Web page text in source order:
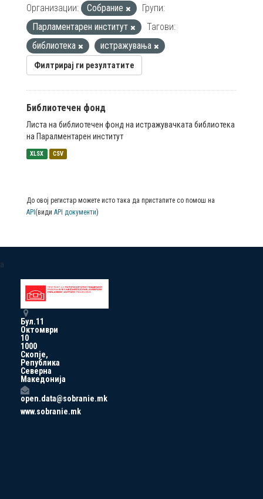
Организации: Собрание
Групи:
Парламентарен институт
Тагови:
библиотека
истражувања
Филтрирај ги резултатите
Библиотечен фонд
Листа на библиотечен фонд на истражувачката библиотека
на Паралментарен институт
XLSX CSV
До овој регистар можете исто така да пристапите со помош на
API (види API документи)
a
Бул.11
Октомври
10
1000
Скопје,
Република
Северна
Македонија
open.data@sobranie.mk
www.sobranie.mk